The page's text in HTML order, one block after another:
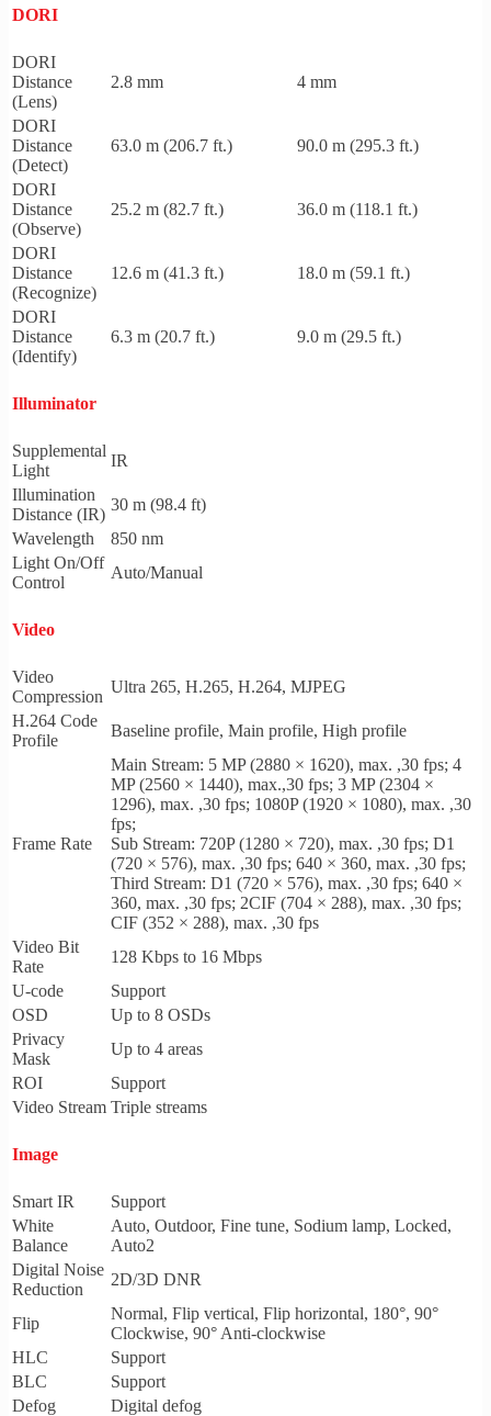
DORI
DORI
Distance
(Lens)
2.8 mm 4 mm
DORI
Distance
(Detect)
63.0 m (206.7 ft.) 90.0 m (295.3 ft.)
DORI
Distance
(Observe)
25.2 m (82.7 ft.) 36.0 m (118.1 ft.)
DORI
Distance
(Recognize)
12.6 m (41.3 ft.) 18.0 m (59.1 ft.)
DORI
Distance
(Identify)
6.3 m (20.7 ft.) 9.0 m (29.5 ft.)
Illuminator
Supplemental
Light
IR
Illumination
Distance (IR)
30 m (98.4 ft)
Wavelength
850 nm
Light On/Off
Control
Auto/Manual
Video
Video
Compression
Ultra 265, H.265, H.264, MJPEG
H.264 Code
Profile
Baseline profile, Main profile, High profile
Frame Rate
Main Stream: 5 MP (2880 × 1620), max. ,30 fps; 4
MP (2560 × 1440), max.,30 fps; 3 MP (2304 ×
1296), max. ,30 fps; 1080P (1920 × 1080), max. ,30
fps;
Sub Stream: 720P (1280 × 720), max. ,30 fps; D1
(720 × 576), max. ,30 fps; 640 × 360, max. ,30 fps;
Third Stream: D1 (720 × 576), max. ,30 fps; 640 ×
360, max. ,30 fps; 2CIF (704 × 288), max. ,30 fps;
CIF (352 × 288), max. ,30 fps
Video Bit
Rate
128 Kbps to 16 Mbps
U-code
Support
OSD
Up to 8 OSDs
Privacy
Mask
Up to 4 areas
ROI
Support
Video Stream Triple streams
Image
Smart IR
Support
White
Balance
Auto, Outdoor, Fine tune, Sodium lamp, Locked,
Auto2
Digital Noise
Reduction
2D/3D DNR
Flip
Normal, Flip vertical, Flip horizontal, 180°, 90°
Clockwise, 90° Anti-clockwise
HLC
Support
BLC
Support
Defog
Digital defog